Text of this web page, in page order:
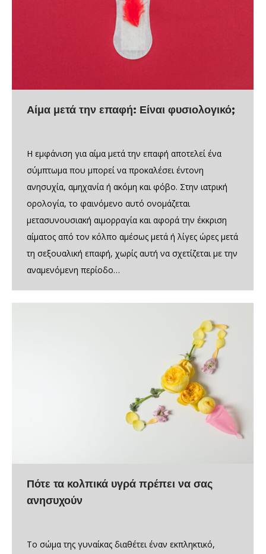
Αίμα μετά την επαφή: Είναι φυσιολογικό;
Η εμφάνιση για αίμα μετά την επαφή αποτελεί ένα
σύμπτωμα που μπορεί να προκαλέσει έντονη
ανησυχία, αμηχανία ή ακόμη και φόβο. Στην ιατρική
ορολογία, το φαινόμενο αυτό ονομάζεται
μετασυνουσιακή αιμορραγία και αφορά την έκκριση
αίματος από τον κόλπο αμέσως μετά ή λίγες ώρες μετά
τη σεξουαλική επαφή, χωρίς αυτή να σχετίζεται με την
αναμενόμενη περίοδο…
Πότε τα κολπικά υγρά πρέπει να σας
ανησυχούν
Το σώμα της γυναίκας διαθέτει έναν εκπληκτικό,